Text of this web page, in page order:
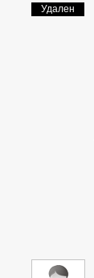
Удален